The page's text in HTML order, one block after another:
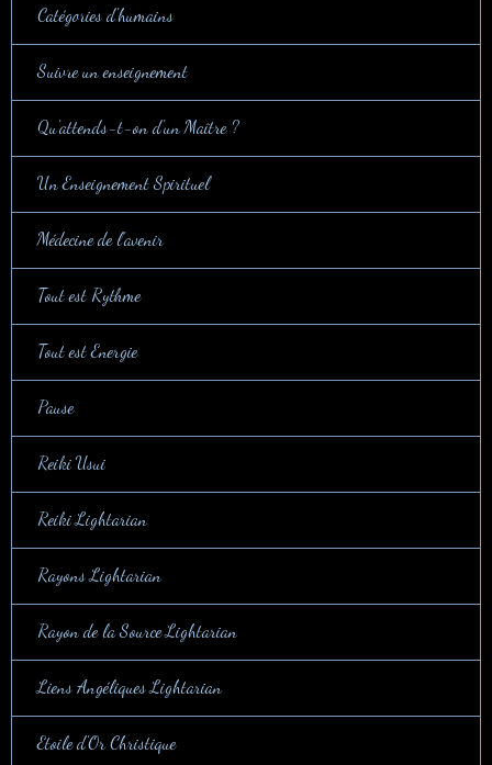
Catégories d'humains
Suivre un enseignement
Qu'attends-t-on d'un Maître ?
Un Enseignement Spirituel
Médecine de l'avenir
Tout est Rythme
Tout est Energie
Pause
Reiki Usui
Reiki Lightarian
Rayons Lightarian
Rayon de la Source Lightarian
Liens Angéliques Lightarian
Etoile d'Or Christique